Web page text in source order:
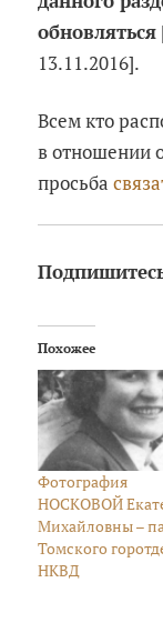
обновляться
13.11.2016].
Всем кто
в отношении
просьба
Похожее
Фотография
НОСКОВОЙ
Михайловны –
Томского
НКВД